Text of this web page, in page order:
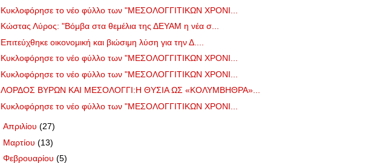
Κυκλοφόρησε το νέο φύλλο των "ΜΕΣΟΛΟΓΓΙΤΙΚΩΝ ΧΡΟΝΙ...
Κώστας Λύρος: "Βόμβα στα θεμέλια της ΔΕΥΑΜ η νέα σ...
Επιτεύχθηκε οικονομική και βιώσιμη λύση για την Δ....
Κυκλοφόρησε το νέο φύλλο των "ΜΕΣΟΛΟΓΓΙΤΙΚΩΝ ΧΡΟΝΙ...
Κυκλοφόρησε το νέο φύλλο των "ΜΕΣΟΛΟΓΓΙΤΙΚΩΝ ΧΡΟΝΙ...
ΛΟΡΔΟΣ ΒΥΡΩΝ ΚΑΙ ΜΕΣΟΛΟΓΓΙ:Η ΘΥΣΙΑ ΩΣ «ΚΟΛΥΜΒΗΘΡΑ»...
Κυκλοφόρησε το νέο φύλλο των "ΜΕΣΟΛΟΓΓΙΤΙΚΩΝ ΧΡΟΝΙ...
Απριλίου (27)
Μαρτίου (13)
Φεβρουαρίου (5)